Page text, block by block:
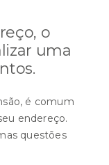
o
uma
é comum
endereço.
questões